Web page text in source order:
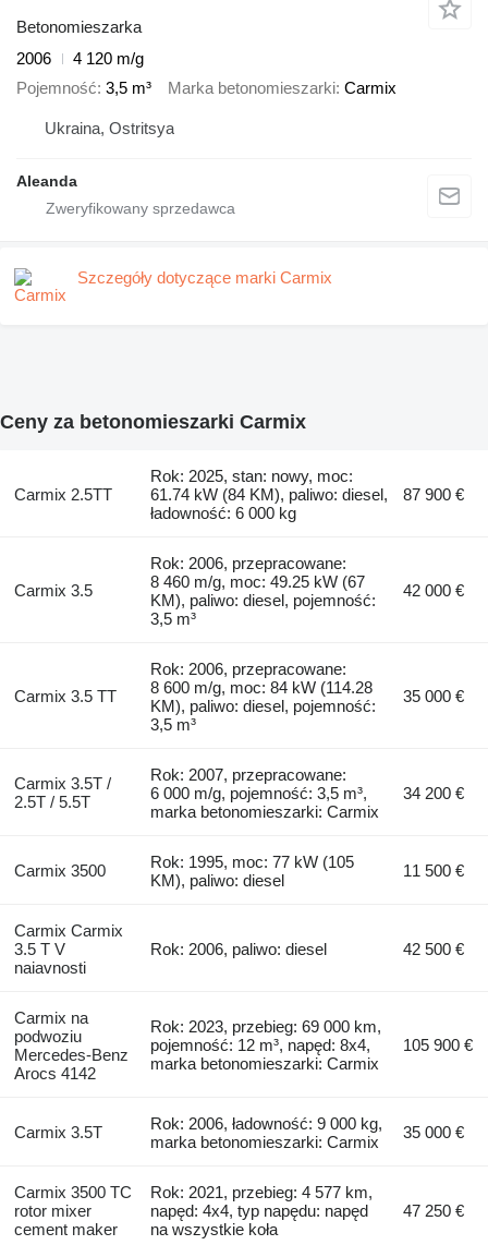
Betonomieszarka
2006
4 120 m/g
Pojemność 3,5 m³ Marka betonomieszarki Carmix
Ukraina, Ostritsya
Aleanda
Szczegóły dotyczące marki Carmix
Ceny za betonomieszarki Carmix
Carmix 2.5TT
Rok: 2025, stan: nowy, moc:
61.74 kW (84 KM), paliwo: diesel,
ładowność: 6 000 kg
87 900 €
Carmix 3.5
Rok: 2006, przepracowane:
8 460 m/g, moc: 49.25 kW (67
KM), paliwo: diesel, pojemność:
3,5 m³
42 000 €
Carmix 3.5 TT
Rok: 2006, przepracowane:
8 600 m/g, moc: 84 kW (114.28
KM), paliwo: diesel, pojemność:
3,5 m³
35 000 €
Carmix 3.5T /
2.5T / 5.5T
Rok: 2007, przepracowane:
6 000 m/g, pojemność: 3,5 m³,
marka betonomieszarki: Carmix
34 200 €
Carmix 3500
Rok: 1995, moc: 77 kW (105
KM), paliwo: diesel
11 500 €
Carmix Carmix
3.5 T V
naiavnosti
Rok: 2006, paliwo: diesel 42 500 €
Carmix na
podwoziu
Mercedes-Benz
Arocs 4142
Rok: 2023, przebieg: 69 000 km,
pojemność: 12 m³, napęd: 8x4,
marka betonomieszarki: Carmix
105 900 €
Carmix 3.5T
Rok: 2006, ładowność: 9 000 kg,
marka betonomieszarki: Carmix
35 000 €
Carmix 3500 TC
rotor mixer
cement maker
Rok: 2021, przebieg: 4 577 km,
napęd: 4x4, typ napędu: napęd
na wszystkie koła
47 250 €